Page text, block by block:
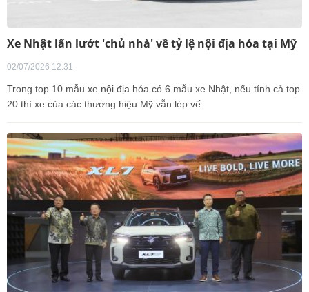
Xe Nhật lấn lướt 'chủ nhà' về tỷ lệ nội địa hóa tại Mỹ
02/07/2026 12:31
Trong top 10 mẫu xe nội địa hóa có 6 mẫu xe Nhật, nếu tính cả top
20 thì xe của các thương hiệu Mỹ vẫn lép vế.